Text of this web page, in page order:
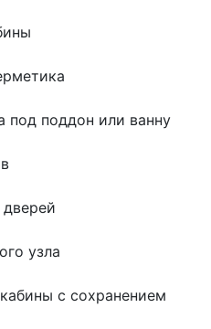
под поддон или ванну
узла
с сохранением